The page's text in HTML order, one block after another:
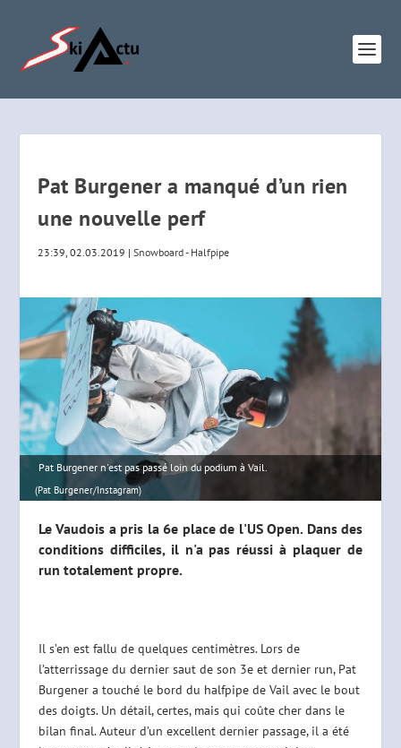
Pat Burgener a manqué d’un rien
une nouvelle perf
23:39, 02.03.2019 |Snowboard - Halfpipe
Pat Burgener n'est pas passé loin du podium à Vail.
(Pat Burgener/Instagram)
Le Vaudois a pris la 6e place de l'US Open. Dans des
conditions difficiles, il n'a pas réussi à plaquer de
run totalement propre.
Il s’en est fallu de quelques centimètres. Lors de
l’atterrissage du dernier saut de son 3e et dernier run, Pat
Burgener a touché le bord du halfpipe de Vail avec le bout
des doigts. Un détail, certes, mais qui coûte cher dans le
bilan final. Auteur d’un excellent dernier passage, il a été